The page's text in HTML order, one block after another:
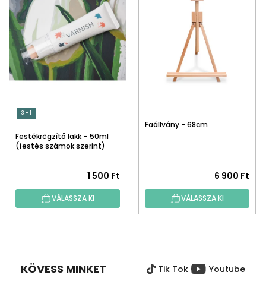
3 + 1
Festékrögzítő lakk – 50ml
(festés számok szerint)
1 500 Ft
VÁLASSZA KI
Faállvány - 68cm
6 900 Ft
VÁLASSZA KI
KÖVESS MINKET Tik Tok Youtube